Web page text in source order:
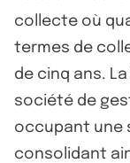
collecte où
termes de
de cinq ans. La
société de
occupant une
consolidant